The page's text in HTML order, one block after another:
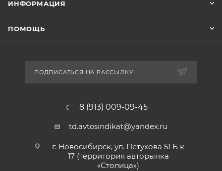
ИНФОРМАЦИЯ
ПОМОЩЬ
ПОДПИСАТЬСЯ НА РАССЫЛКУ
8 (913) 009-09-45
td.avtosindikat@yandex.ru
г. Новосибирск, ул. Петухова 51 Б к
17 (территория авторынка
«Столица»)